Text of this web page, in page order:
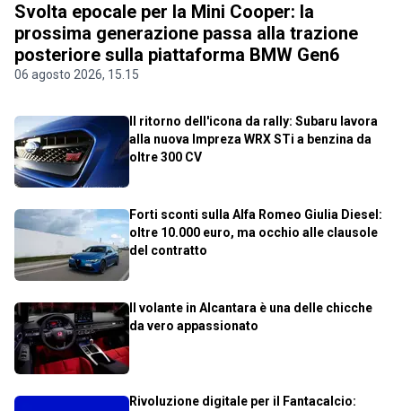
Svolta epocale per la Mini Cooper: la
prossima generazione passa alla trazione
posteriore sulla piattaforma BMW Gen6
06 agosto 2026, 15.15
Il ritorno dell'icona da rally: Subaru lavora
alla nuova Impreza WRX STi a benzina da
oltre 300 CV
Forti sconti sulla Alfa Romeo Giulia Diesel:
oltre 10.000 euro, ma occhio alle clausole
del contratto
Il volante in Alcantara è una delle chicche
da vero appassionato
Rivoluzione digitale per il Fantacalcio: